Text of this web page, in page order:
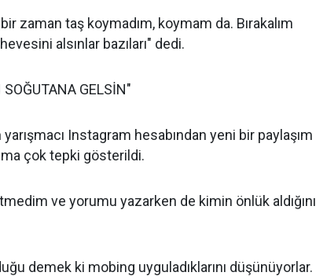
zaman taş koymadım, koymam da. Bırakalım
alsınlar bazıları" dedi.
GELSİN"
Instagram hesabından yeni bir paylaşım
çok tepki gösterildi.
ve yorumu yazarken de kimin önlük aldığını
demek ki mobing uyguladıklarını düşünüyorlar.